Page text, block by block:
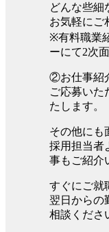
どんな些細
お気軽にご
※有料職業
ーにて2次
②お仕事紹
ご応募いた
たします。
その他にも
採用担当者
事もご紹介
すぐにご就
翌日からの
相談くださ